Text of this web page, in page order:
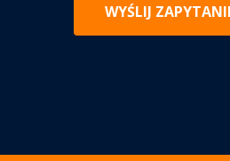
WYŚLIJ